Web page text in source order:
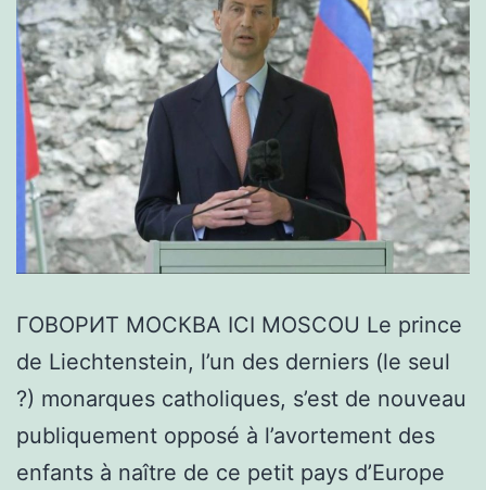
ГОВОРИТ МОСКВА ICI MOSCOU Le prince
de Liechtenstein, l’un des derniers (le seul
?) monarques catholiques, s’est de nouveau
publiquement opposé à l’avortement des
enfants à naître de ce petit pays d’Europe